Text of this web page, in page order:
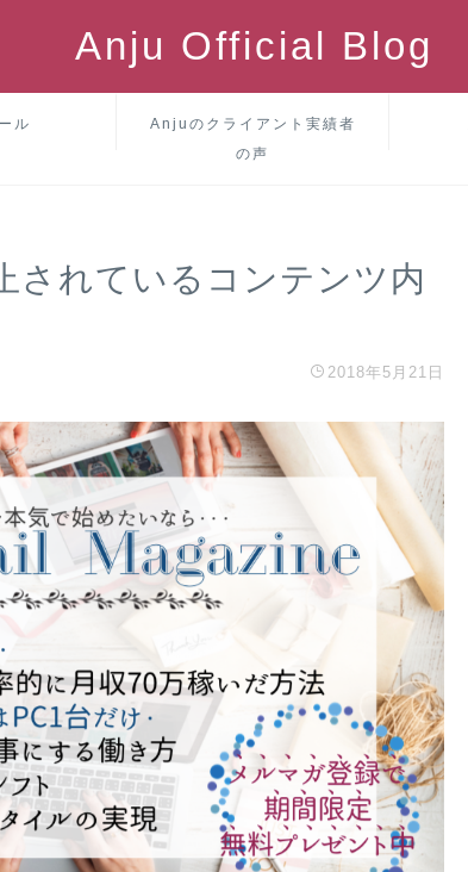
Anju Official Blog
ル
Anjuのクライアント実績者
の声
されているコンテンツ内
2018年5月21日